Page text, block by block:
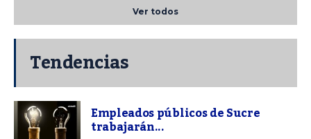
Ver todos
Tendencias
Empleados públicos de Sucre
trabajarán...